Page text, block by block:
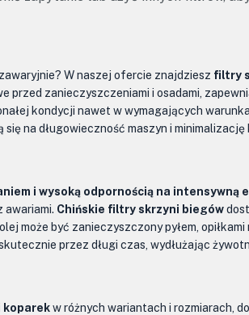
W naszej ofercie znajdziesz filtry
przed zanieczyszczeniami i osadami,
kondycji nawet w wymagających
się na długowieczność maszyn i
i wysoką odpornością na intensywną
awariami. Chińskie filtry skrzyni biegów
może być zanieczyszczony pyłem,
przez długi czas, wydłużając
koparekw różnych wariantach i rozmiarach,